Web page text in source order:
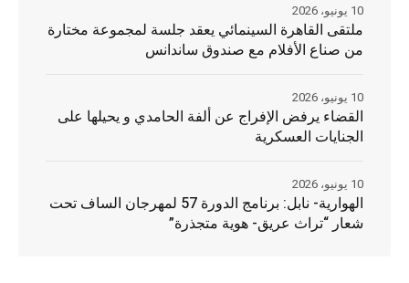
ملتقى القاهرة السينمائي يعقد جلسة لمجموعة مختارة
من صناع الأفلام مع صندوق ساندانس
10 يونيو، 2026
القضاء يرفض الإفراج عن ألفة الحامدي و يحيلها على
الجنايات العسكرية
10 يونيو، 2026
الهوارية- نابل: برنامج الدورة 57 لمهرجان الساف تحت
شعار “تراث عريق- هوية متجذرة”
10 يونيو، 2026